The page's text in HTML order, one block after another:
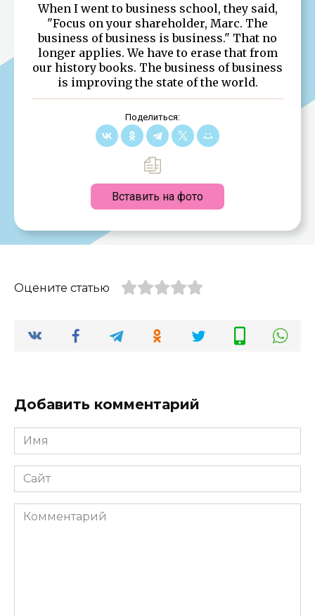
When I went to business school, they said,
"Focus on your shareholder, Marc. The
business of business is business." That no
longer applies. We have to erase that from
our history books. The business of business
is improving the state of the world.
Поделиться:
Вставить на фото
Оцените статью
Добавить комментарий
Имя
*
Сайт
Комментарий